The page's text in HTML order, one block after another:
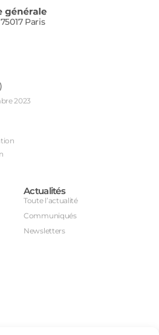
Paris
2023
Actualités
Toute l’actualité
Communiqués
Newsletters